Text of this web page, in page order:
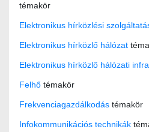
témakör
Elektronikus hírközlési
Elektronikus hírközlő hálózat
Elektronikus hírközlő hálózati
Felhő témakör
Frekvenciagazdálkodás témakör
Infokommunikációs technikák